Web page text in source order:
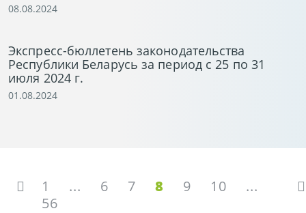
08.08.2024
Экспресс-бюллетень законодательства
Республики Беларусь за период с 25 по 31
июля 2024 г.
01.08.2024
1 ... 6 7 8 9 10
...
56